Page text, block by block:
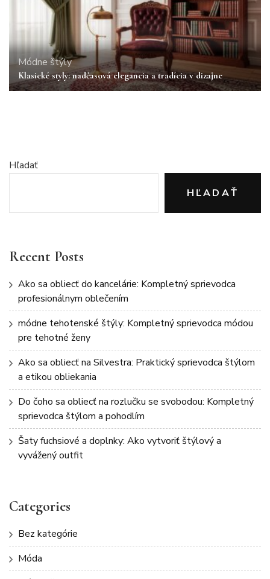
Módne štýly
Klasické styly: nadčasová elegancia a tradícia v dizajne
Hľadať
HĽADAŤ
Recent Posts
Ako sa obliecť do kancelárie: Kompletný sprievodca
profesionálnym oblečením
módne tehotenské štýly: Kompletný sprievodca módou
pre tehotné ženy
Ako sa obliecť na Silvestra: Praktický sprievodca štýlom
a etikou obliekania
Do čoho sa obliecť na rozlučku se svobodou: Kompletný
sprievodca štýlom a pohodlím
Šaty fuchsiové a doplnky: Ako vytvoriť štýlový a
vyvážený outfit
Categories
Bez kategórie
Móda